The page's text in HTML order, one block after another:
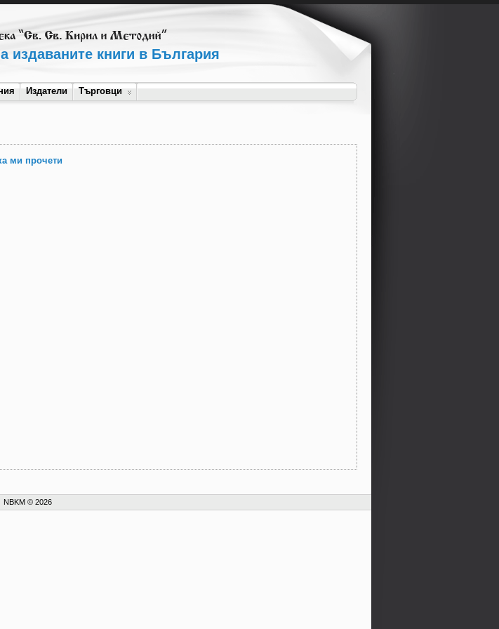
издаваните книги в България
Издатели Търговци
ми прочети
NBKM © 2026